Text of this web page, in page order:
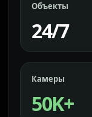
Объекты
24/7
Камеры
50K+